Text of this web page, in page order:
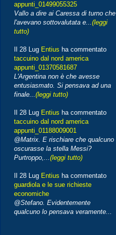
appunti_01499055325
Vallo a dire ai Caressa di turno che
l'avevano sottovalutata e...(leggi
tutto)
Il 28 Lug Entius ha commentato
taccuino dal nord america
appunti_01370581687
L'Argentina non è che avesse
entusiasmato. Si pensava ad una
finale...(leggi tutto)
Il 28 Lug Entius ha commentato
taccuino dal nord america
appunti_01188009001
@Matrix. E rischiare che qualcuno
oscurasse la stella Messi?
Purtroppo,...(leggi tutto)
Il 28 Lug Entius ha commentato
guardiola e le sue richieste
economiche
@Stefano. Evidentemente
qualcuno lo pensava veramente...